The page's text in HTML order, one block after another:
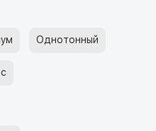
Однотонный